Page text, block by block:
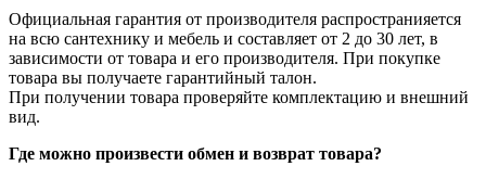
Официальная гарантия от производителя распространияется
на всю сантехнику и мебель и составляет от 2 до 30 лет, в
зависимости от товара и его производителя. При покупке
товара вы получаете гарантийный талон.
При получении товара проверяйте комплектацию и внешний
вид.
Где можно произвести обмен и возврат товара?